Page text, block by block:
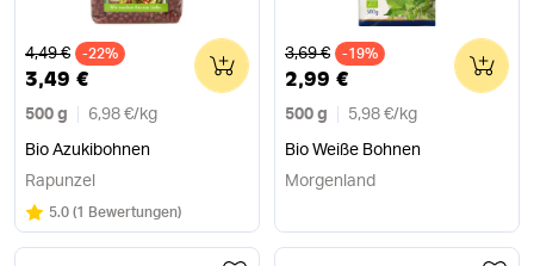
Alter Preis
4,49 € -22%
3,49 €
500 g 6,98 €/ kg
Bio Azukibohnen
0
Rapunzel
Bewertung:
5.0/5
(1 Bewertungen)
Alter Preis
3,69 € -19%
2,99 €
500 g 5,98 €/ kg
Bio Weiße Bohnen
0
Morgenland